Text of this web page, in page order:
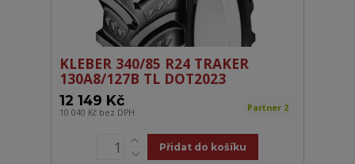
KLEBER 340/85 R24 TRAKER
130A8/127B TL DOT2023
12 149 Kč
10 040 Kč bez DPH Partner 2
Přidat do košíku